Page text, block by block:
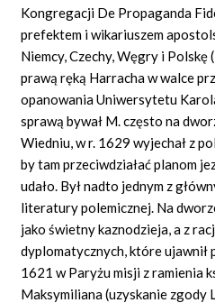
Kongregacji De Propaganda
prefektem i wikariuszem
Niemcy, Czechy, Węgry i
prawą ręką Harracha w walce
opanowania Uniwersytetu
sprawą bywał M. często na
Wiedniu, w r. 1629 wyjechał z
by tam przeciwdziałać planom
udało. Był nadto jednym z
literatury polemicznej. Na
jako świetny kaznodzieja, a z
dyplomatycznych, które ujawnił
1621 w Paryżu misji z ramienia
Maksymiliana (uzyskanie zgody